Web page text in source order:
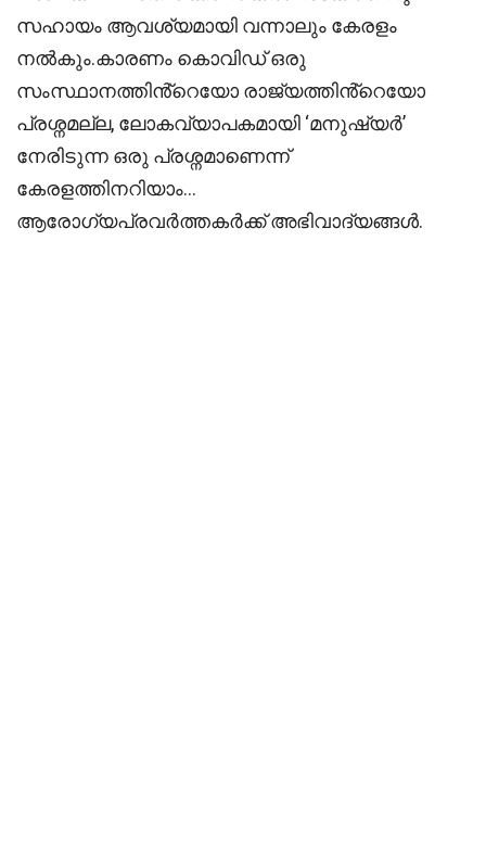
സഹായം ആവശ്യമായി വന്നാലും കേരളം
നൽകും.കാരണം കൊവിഡ് ഒരു
സംസ്ഥാനത്തിൻ്റെയോ രാജ്യത്തിൻ്റെയോ
പ്രശ്നമല്ല, ലോകവ്യാപകമായി ‘മനുഷ്യർ’
നേരിടുന്ന ഒരു പ്രശ്നമാണെന്ന്
കേരളത്തിനറിയാം…
ആരോഗ്യപ്രവർത്തകർക്ക് അഭിവാദ്യങ്ങൾ.